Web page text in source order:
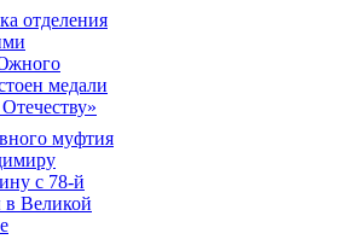
отделения
медали
муфтия
с 78-й
Великой